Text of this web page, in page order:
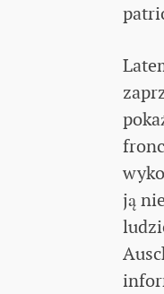
ją